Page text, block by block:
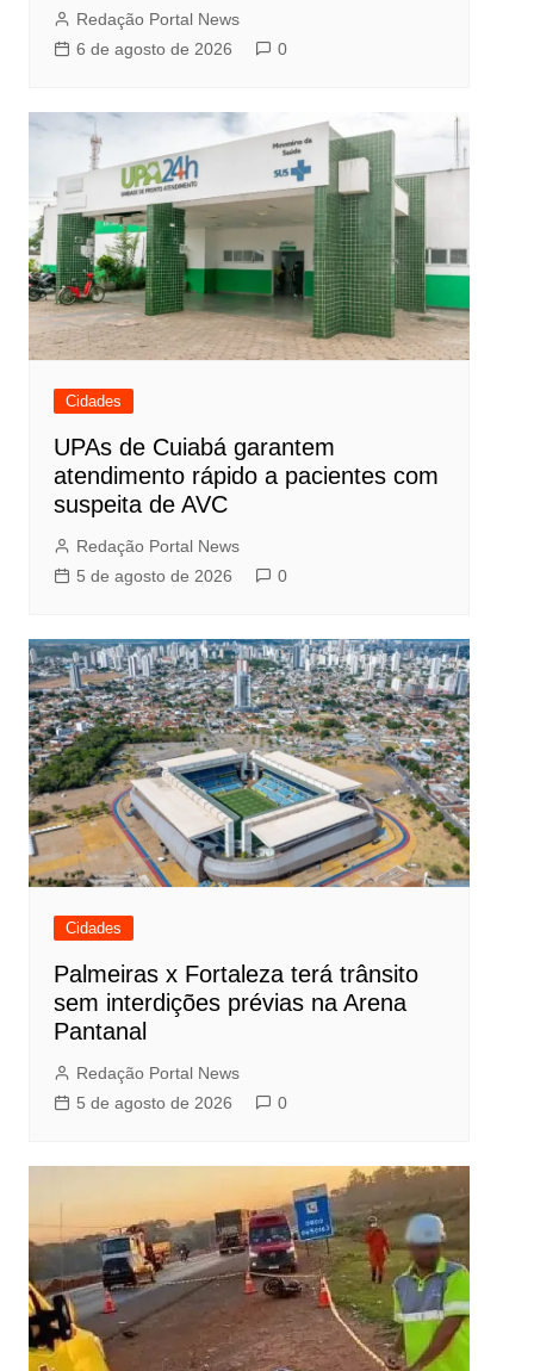
Redação Portal News
6 de agosto de 2026
0
Cidades
UPAs de Cuiabá garantem
atendimento rápido a pacientes com
suspeita de AVC
Redação Portal News
5 de agosto de 2026
0
Cidades
Palmeiras x Fortaleza terá trânsito
sem interdições prévias na Arena
Pantanal
Redação Portal News
5 de agosto de 2026
0